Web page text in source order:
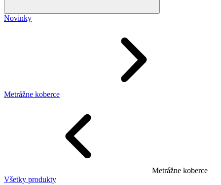
Novinky
Metrážne koberce
Metrážne koberce
Všetky produkty